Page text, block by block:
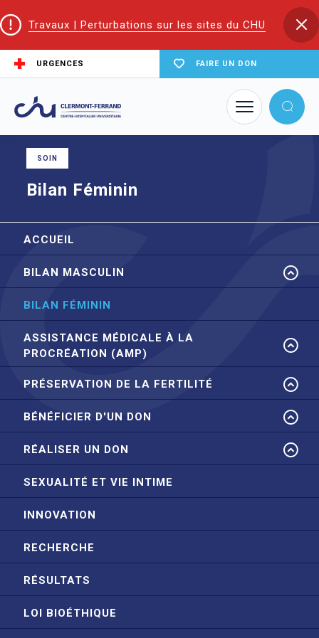
Travaux | Perturbations sur les sites du CHU
URGENCES FAIRE UN DON
Accueil
AMP CECOS
Bilan Féminin
SOIN
Bilan Féminin
ACCUEIL
BILAN MASCULIN
BILAN FÉMININ
ASSISTANCE MÉDICALE À LA
PROCRÉATION (AMP)
PRÉSERVATION DE LA FERTILITÉ
BÉNÉFICIER D'UN DON
RÉALISER UN DON
SEXUALITÉ ET VIE INTIME
INNOVATION
RECHERCHE
RÉSULTATS
LOI BIOÉTHIQUE